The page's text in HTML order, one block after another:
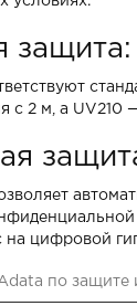
с 2 м, а UV210
цифровой
по защите